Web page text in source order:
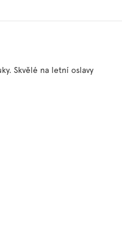
Skvělé na letní oslavy